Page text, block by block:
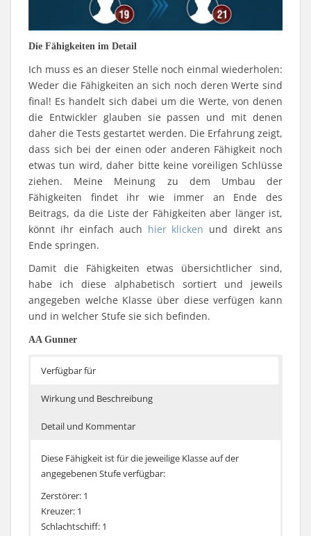
Die Fähigkeiten im Detail
Ich muss es an dieser Stelle noch einmal wiederholen:
Weder die Fähigkeiten an sich noch deren Werte sind
final! Es handelt sich dabei um die Werte, von denen
die Entwickler glauben sie passen und mit denen
daher die Tests gestartet werden. Die Erfahrung zeigt,
dass sich bei der einen oder anderen Fähigkeit noch
etwas tun wird, daher bitte keine voreiligen Schlüsse
ziehen. Meine Meinung zu dem Umbau der
Fähigkeiten findet ihr wie immer an Ende des
Beitrags, da die Liste der Fähigkeiten aber länger ist,
könnt ihr einfach auch hier klicken und direkt ans
Ende springen.
Damit die Fähigkeiten etwas übersichtlicher sind,
habe ich diese alphabetisch sortiert und jeweils
angegeben welche Klasse über diese verfügen kann
und in welcher Stufe sie sich befinden.
AA Gunner
Verfügbar für
Wirkung und Beschreibung
Detail und Kommentar
Diese Fähigkeit ist für die jeweilige Klasse auf der
angegebenen Stufe verfügbar:
Zerstörer: 1
Kreuzer: 1
Schlachtschiff: 1